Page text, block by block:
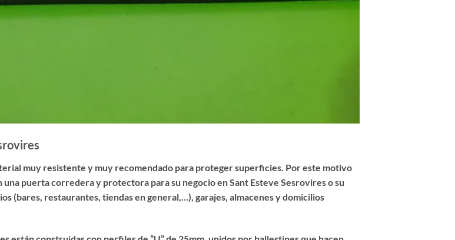
muy resistente y muy recomendado para proteger superficies. Por este motivo
puerta corredera y protectora para su negocio en Sant Esteve Sesrovires o su
(bares, restaurantes, tiendas en general,…), garajes, almacenes y domicilios